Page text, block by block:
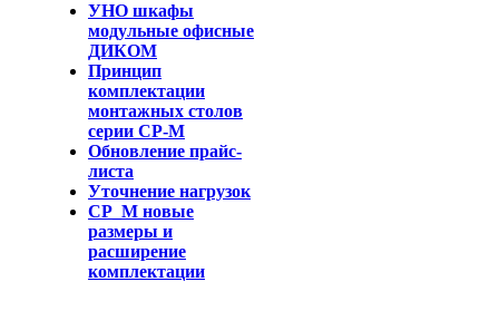
УНО шкафы
модульные офисные
ДИКОМ
Принцип
комплектации
монтажных столов
серии СР-М
Обновление прайс-
листа
Уточнение нагрузок
СР_М новые
размеры и
расширение
комплектации